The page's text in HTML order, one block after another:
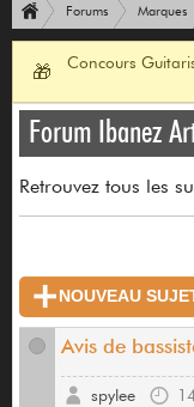
Forums Marques
🎁
Concours
Forum Ibanez
Retrouvez tous les
NOUVEAU
Avis de
spylee